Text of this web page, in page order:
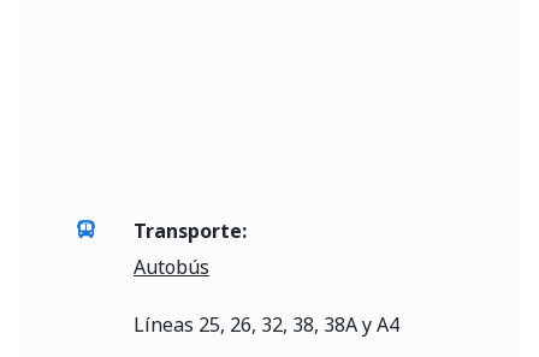
Transporte:
Autobús
Líneas 25, 26, 32, 38, 38A y A4